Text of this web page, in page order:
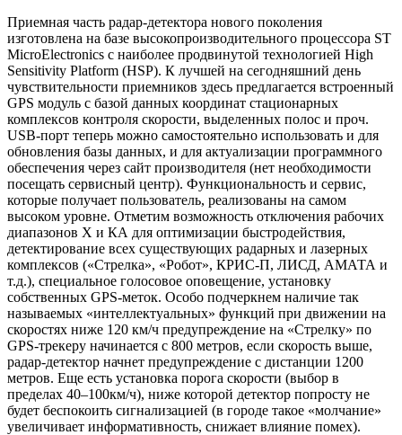
Приемная часть радар-детектора нового поколения
изготовлена на базе высокопроизводительного процессора ST
MicroElectronics с наиболее продвинутой технологией High
Sensitivity Platform (HSP). К лучшей на сегодняшний день
чувствительности приемников здесь предлагается встроенный
GPS модуль с базой данных координат стационарных
комплексов контроля скорости, выделенных полос и проч.
USB-порт теперь можно самостоятельно использовать и для
обновления базы данных, и для актуализации программного
обеспечения через сайт производителя (нет необходимости
посещать сервисный центр). Функциональность и сервис,
которые получает пользователь, реализованы на самом
высоком уровне. Отметим возможность отключения рабочих
диапазонов Х и КА для оптимизации быстродействия,
детектирование всех существующих радарных и лазерных
комплексов («Стрелка», «Робот», КРИС-П, ЛИСД, АМАТА и
т.д.), специальное голосовое оповещение, установку
собственных GPS-меток. Особо подчеркнем наличие так
называемых «интеллектуальных» функций при движении на
скоростях ниже 120 км/ч предупреждение на «Стрелку» по
GPS-трекеру начинается с 800 метров, если скорость выше,
радар-детектор начнет предупреждение с дистанции 1200
метров. Еще есть установка порога скорости (выбор в
пределах 40–100км/ч), ниже которой детектор попросту не
будет беспокоить сигнализацией (в городе такое «молчание»
увеличивает информативность, снижает влияние помех).